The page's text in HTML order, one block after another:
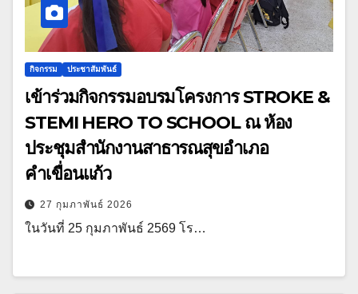
กิจกรรม ประชาสัมพันธ์
เข้าร่วมกิจกรรมอบรมโครงการ STROKE &
STEMI HERO TO SCHOOL ณ ห้อง
ประชุมสำนักงานสาธารณสุขอำเภอ
คำเขื่อนแก้ว
27 กุมภาพันธ์ 2026
ในวันที่ 25 กุมภาพันธ์ 2569 โร…